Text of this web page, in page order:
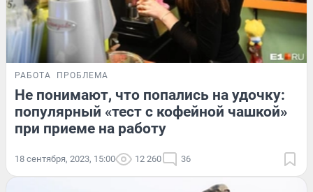
РАБОТА ПРОБЛЕМА
Не понимают, что попались на удочку:
популярный «тест с кофейной чашкой»
при приеме на работу
18 сентября, 2023, 15:00 12 260 36